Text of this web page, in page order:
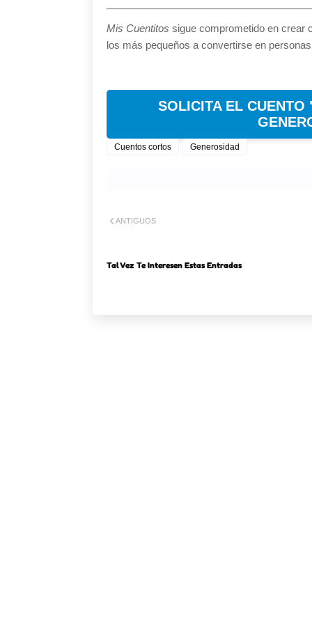
Mis Cuentitos sigue comprometido en crear
los más pequeños a convertirse en
SOLICITA EL
Cuentos cortos Generosidad
ANTIGUOS
Tal Vez Te Interesen Estas Entradas